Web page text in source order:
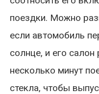
поездки. Можно
если автомобиль
солнце, и его
несколько минут
стекла, чтобы